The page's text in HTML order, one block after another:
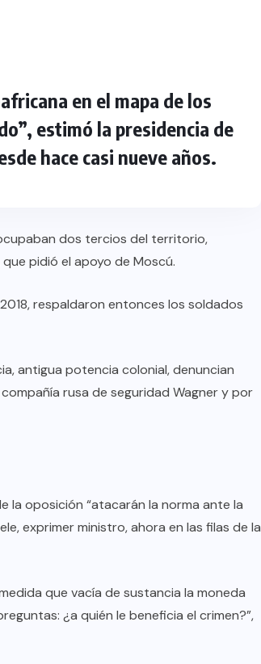
en el mapa de los
estimó la presidencia de
hace casi nueve años.
dos tercios del territorio,
pidió el apoyo de Moscú.
respaldaron entonces los soldados
antigua potencia colonial, denuncian
rusa de seguridad Wagner y por
la oposición “atacarán la norma ante la
exprimer ministro, ahora en las filas de la
que vacía de sustancia la moneda
¿a quién le beneficia el crimen?”,